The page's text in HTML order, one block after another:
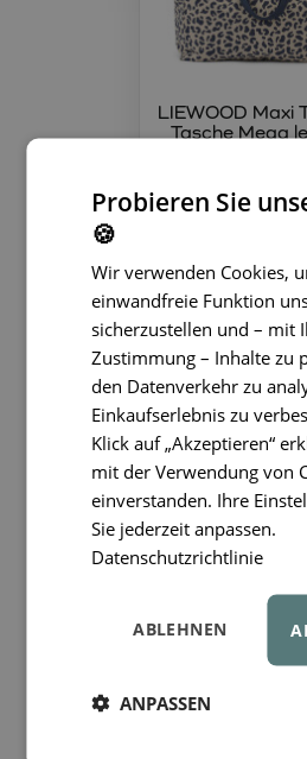
LIEWOOD Maxi
Tasche Mega
17 €
Geräumige
LIEWOOD Maxi
Tasche Peach /
Probieren Sie
🍪
Wir verwenden Cookies,
einwandfreie Funktion
sicherzustellen und – mit
Zustimmung – Inhalte zu
den Datenverkehr zu
Einkaufserlebnis zu
Klick auf „Akzeptieren“
mit der Verwendung von
einverstanden. Ihre
Sie jederzeit anpassen.
Datenschutzrichtlinie
ABLEHNEN
ANPASSEN